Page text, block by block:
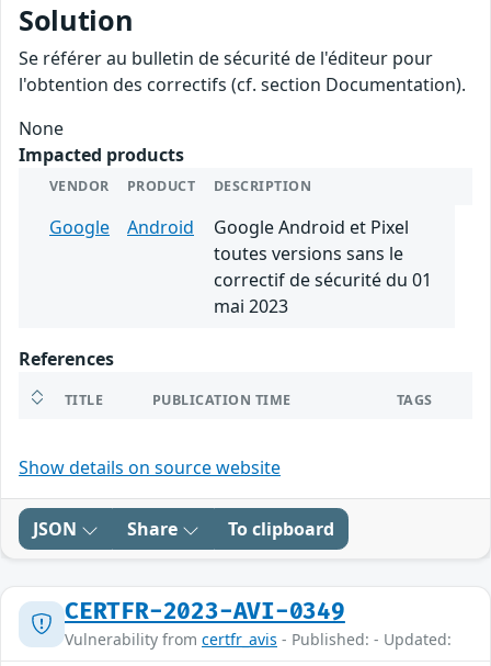
Solution
Se référer au bulletin de sécurité de l'éditeur pour
l'obtention des correctifs (cf. section Documentation).
None
Impacted products
VENDOR PRODUCT DESCRIPTION
Google Android
Google Android et Pixel
toutes versions sans le
correctif de sécurité du 01
mai 2023
References
TITLE PUBLICATION TIME TAGS
Show details on source website
JSON Share To clipboard
CERTFR-2023-AVI-0349
Vulnerability from certfr_avis - Published: - Updated: